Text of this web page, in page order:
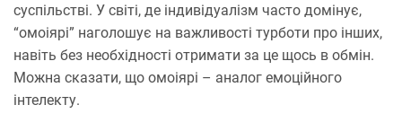
суспільстві. У світі, де індивідуалізм часто домінує,
“омоіярі” наголошує на важливості турботи про інших,
навіть без необхідності отримати за це щось в обмін.
Можна сказати, що омоіярі – аналог емоційного
інтелекту.